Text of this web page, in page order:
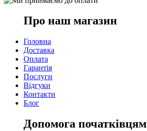
Про наш магазин
Головна
Доставка
Оплата
Гарантія
Послуги
Відгуки
Контакти
Блог
Допомога початківцям